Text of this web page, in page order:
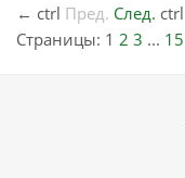
← ctrl Пред. След. ctrl
Страницы: 1 2 3 ... 15